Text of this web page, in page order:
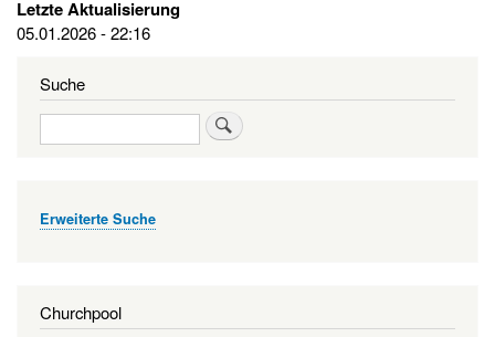
Letzte Aktualisierung
05.01.2026 - 22:16
Suche
Suche
Erweiterte Suche
Churchpool